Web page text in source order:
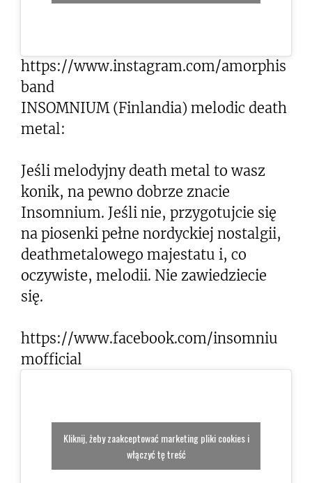
https://www.instagram.com/amorphis
band
INSOMNIUM (Finlandia) melodic death
metal:
Jeśli melodyjny death metal to wasz
konik, na pewno dobrze znacie
Insomnium. Jeśli nie, przygotujcie się
na piosenki pełne nordyckiej nostalgii,
deathmetalowego majestatu i, co
oczywiste, melodii. Nie zawiedziecie
się.
https://www.facebook.com/insomniu
mofficial
Kliknij, żeby zaakceptować marketing pliki cookies i
włączyć tę treść